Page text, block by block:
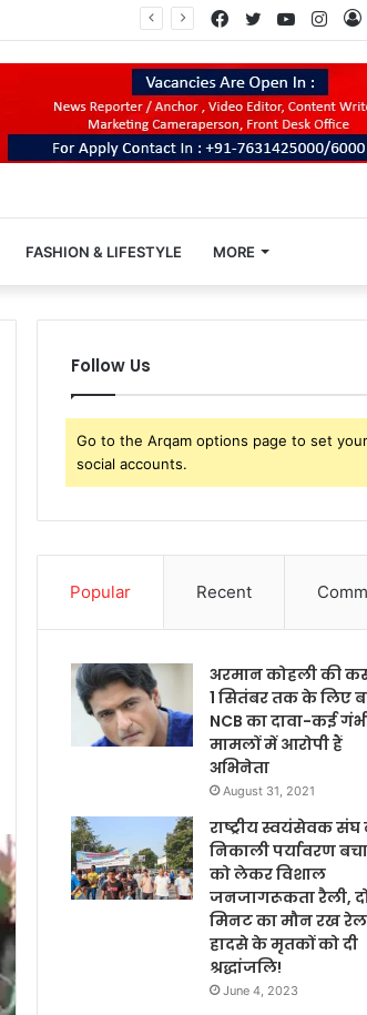
YouTube
Twitter
Facebook
FASHION & LIFESTYLE MORE
Follow Us
Go to the Arqam options page to set your
social accounts.
Popular Recent
अरमान कोहली की
1 सितंबर तक के लिए
NCB का दावा-कई
मामलों में आरोपी हैं
अभिनेता
August 31, 2021
राष्ट्रीय स्वयंसेवक संघ
निकाली पर्यावरण
को लेकर विशाल
जनजागरूकता रैली,
मिनट का मौन रख रेल
हादसे के मृतकों को दी
श्रद्धांजलि!
June 4, 2023